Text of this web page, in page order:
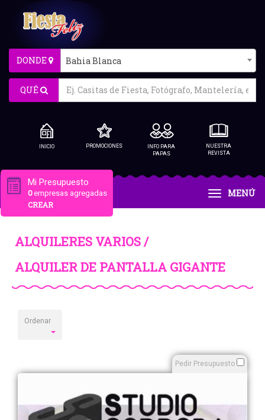
DONDE Bahia Blanca
QUÉ
INICIO PROMOCIONES
INFO PARA
PAPAS
NUESTRA
REVISTA
MENÚ
Mi Presupuesto
0empresas agregadas
CREAR
ALQUILERES VARIOS /
ALQUILER DE PANTALLA GIGANTE
Ordenar
Pedir Presupuesto